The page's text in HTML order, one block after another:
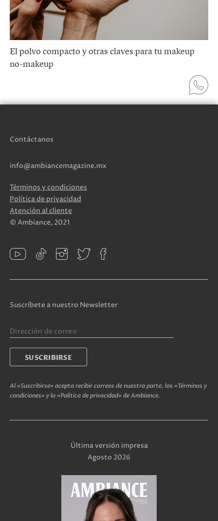
El polvo compacto y otras claves para tu makeup
no-makeup
Contáctanos
info@ambiancemagazine.mx
Términos y condiciones
Política de privacidad
Atención al cliente
© Ambiance, 2021
Suscríbete a nuestro Newsletter
Al «Suscribirse» acepta recibir correos de nuestra parte, los «Términos y
condiciones» y la «Política de privacidad» de Ambiance.
Última versión impresa
Agosto 2026